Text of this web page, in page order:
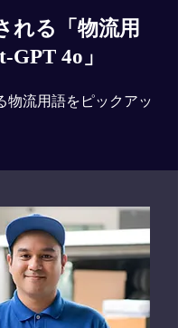
れる「物流用
GPT 4o」
物流用語をピックアッ